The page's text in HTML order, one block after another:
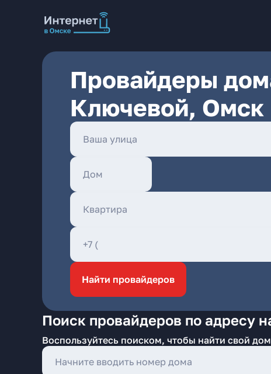
Провайдеры
Ключевой, Омск
Найти провайдеров
Поиск провайдеров по адресу
Воспользуйтесь поиском, чтобы найти свой дом